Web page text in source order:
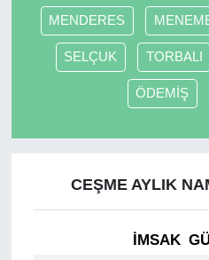
MENDERES
SELÇUK TORBALI
ÖDEMİŞ
CEŞME AYLIK
İMSAK